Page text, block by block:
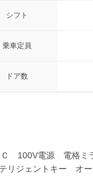
シフト
乗車定員
ドア数
電源 電格ミラ
ジェントキー オ